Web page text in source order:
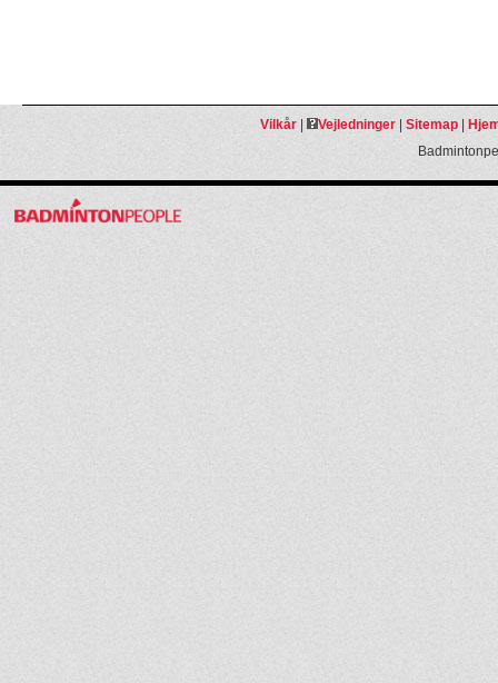
Vilkår| Vejledninger| Sitemap|